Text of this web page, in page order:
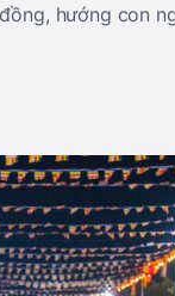
hướng con